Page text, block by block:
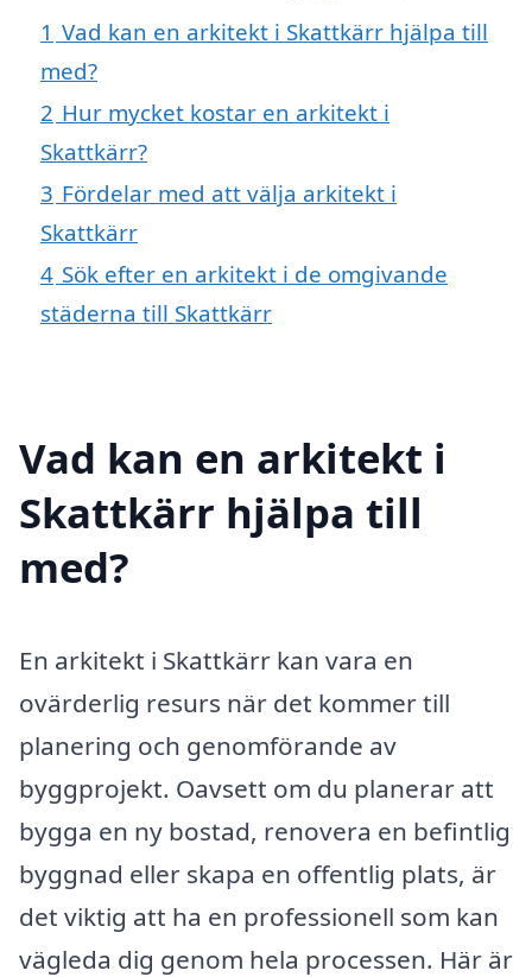
1 Vad kan en arkitekt i Skattkärr hjälpa till
med?
2 Hur mycket kostar en arkitekt i
Skattkärr?
3 Fördelar med att välja arkitekt i
Skattkärr
4 Sök efter en arkitekt i de omgivande
städerna till Skattkärr
Vad kan en arkitekt i
Skattkärr hjälpa till
med?
En arkitekt i Skattkärr kan vara en
ovärderlig resurs när det kommer till
planering och genomförande av
byggprojekt. Oavsett om du planerar att
bygga en ny bostad, renovera en befintlig
byggnad eller skapa en offentlig plats, är
det viktig att ha en professionell som kan
vägleda dig genom hela processen. Här är